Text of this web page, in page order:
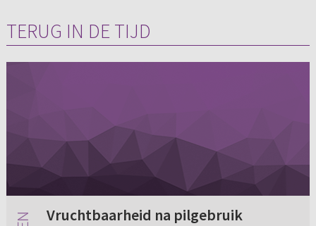
TERUG IN DE TIJD
Vruchtbaarheid na pilgebruik